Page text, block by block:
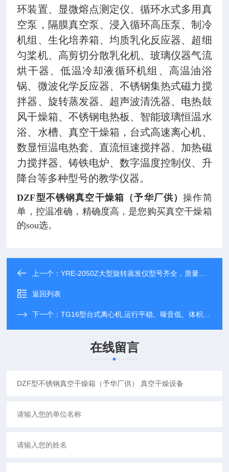
环装置、显微熔点测定仪、循环水式多用真
空泵，隔膜真空泵、浸入循环高压泵、制冷
机组、生化培养箱、均质乳化反应器、超细
匀桨机、高剪切分散乳化机、玻璃仪器气流
烘干器、低温冷却液循环机组、高温油浴
锅、微波化学反应器、不锈钢集热式磁力搅
拌器、旋转蒸发器、超声波清洗器、电热鼓
风干燥箱、不锈钢电热板、智能玻璃恒温水
浴、水槽、真空干燥箱，台式高速离心机、
数显恒温电热套、直流恒速搅拌器、加热磁
力搅拌器、铸铁电炉、数字温度控制仪、升
降台等多种型号的教学仪器。
DZF型不锈钢真空干燥箱（予华厂供）操作简
单，控温准确，精确度高，是您购买真空干燥箱
的sou选。
上一个：YRE-2050Z大型旋转蒸发仪型号齐全，质量可靠
返回列表
下一个：TG16型台式离心机,运行平稳、噪音低、体积小 实验室离心机
在线留言